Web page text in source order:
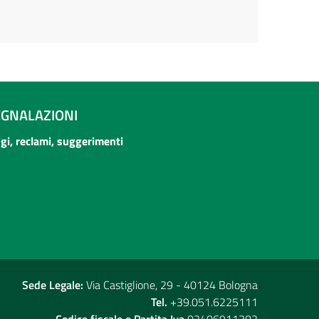
reclami, suggerimenti
Sede Legale: Via Castiglione, 29 - 40124 Bologna
Tel. +39.051.6225111